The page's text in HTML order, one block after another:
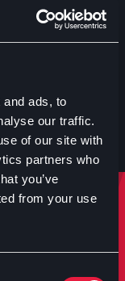
ads, to
our traffic.
of our site with
partners who
you’ve
from your use
manifestazioni e